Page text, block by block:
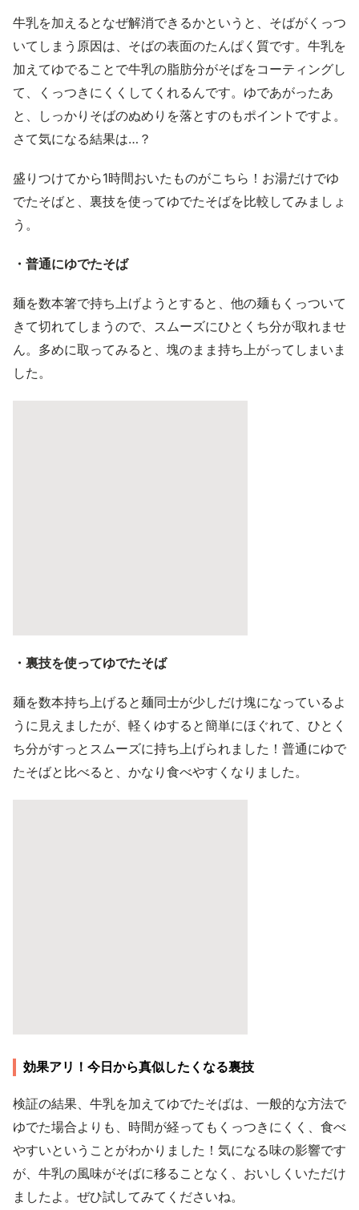
牛乳を加えるとなぜ解消できるかというと、そばがくっつ
いてしまう原因は、そばの表面のたんぱく質です。牛乳を
加えてゆでることで牛乳の脂肪分がそばをコーティングし
て、くっつきにくくしてくれるんです。ゆであがったあ
と、しっかりそばのぬめりを落とすのもポイントですよ。
さて気になる結果は…？
盛りつけてから1時間おいたものがこちら！お湯だけでゆ
でたそばと、裏技を使ってゆでたそばを比較してみましょ
う。
・普通にゆでたそば
麺を数本箸で持ち上げようとすると、他の麺もくっついて
きて切れてしまうので、スムーズにひとくち分が取れませ
ん。多めに取ってみると、塊のまま持ち上がってしまいま
した。
・裏技を使ってゆでたそば
麺を数本持ち上げると麺同士が少しだけ塊になっているよ
うに見えましたが、軽くゆすると簡単にほぐれて、ひとく
ち分がすっとスムーズに持ち上げられました！普通にゆで
たそばと比べると、かなり食べやすくなりました。
効果アリ！今日から真似したくなる裏技
検証の結果、牛乳を加えてゆでたそばは、一般的な方法で
ゆでた場合よりも、時間が経ってもくっつきにくく、食べ
やすいということがわかりました！気になる味の影響です
が、牛乳の風味がそばに移ることなく、おいしくいただけ
ましたよ。ぜひ試してみてくださいね。